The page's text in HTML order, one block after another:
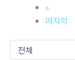
»
마지막